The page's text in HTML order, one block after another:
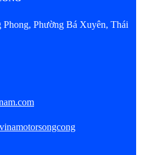
Phường Bá Xuyên, Thái